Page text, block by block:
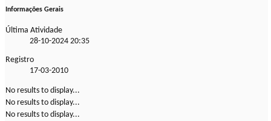
Informações Gerais
Última Atividade
28-10-2024 20:35
Registro
17-03-2010
No results to display...
No results to display...
No results to display...